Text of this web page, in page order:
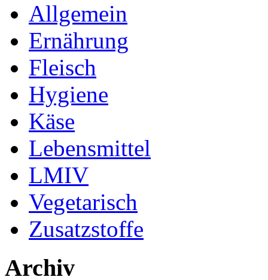
Allgemein
Ernährung
Fleisch
Hygiene
Käse
Lebensmittel
LMIV
Vegetarisch
Zusatzstoffe
Archiv